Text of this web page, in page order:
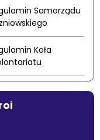
Samorządu
Koła